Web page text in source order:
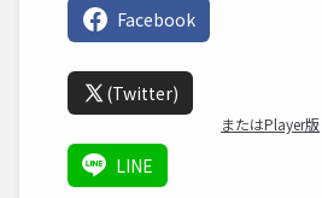
Facebook
(Twitter)
またはPlayer版
LINE